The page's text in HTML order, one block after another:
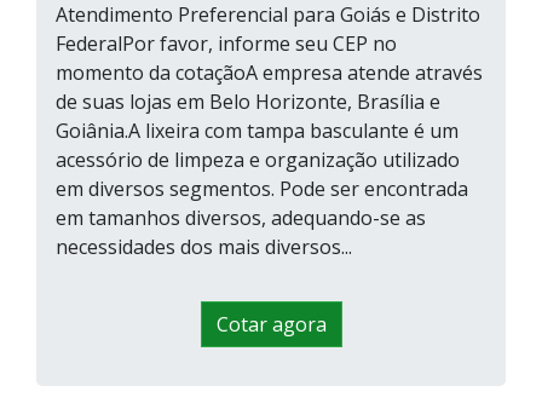
Atendimento Preferencial para Goiás e Distrito
FederalPor favor, informe seu CEP no
momento da cotaçãoA empresa atende através
de suas lojas em Belo Horizonte, Brasília e
Goiânia.A lixeira com tampa basculante é um
acessório de limpeza e organização utilizado
em diversos segmentos. Pode ser encontrada
em tamanhos diversos, adequando-se as
necessidades dos mais diversos...
Cotar agora